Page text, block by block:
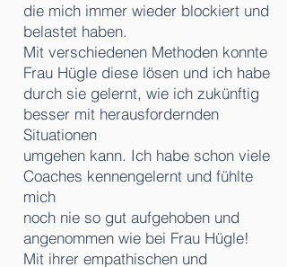
die mich immer wieder blockiert und
belastet haben.
Mit verschiedenen Methoden konnte
Frau Hügle diese lösen und ich habe
durch sie gelernt, wie ich zukünftig
besser mit herausfordernden
Situationen
umgehen kann. Ich habe schon viele
Coaches kennengelernt und fühlte
mich
noch nie so gut aufgehoben und
angenommen wie bei Frau Hügle!
Mit ihrer empathischen und